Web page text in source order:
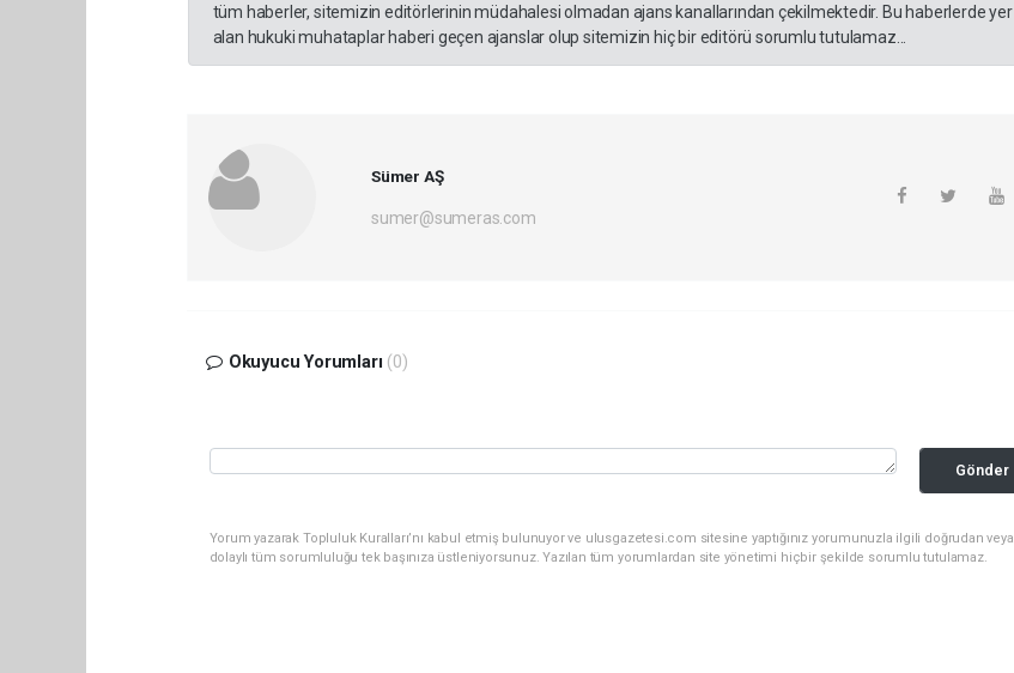
tüm haberler, sitemizin editörlerinin müdahalesi olmadan ajans kanallarından çekilmektedir. Bu haberlerde yer
alan hukuki muhataplar haberi geçen ajanslar olup sitemizin hiç bir editörü sorumlu tutulamaz...
Sümer AŞ
sumer@sumeras.com
Okuyucu Yorumları (0)
Gönder
Yorum yazarak Topluluk Kuralları’nı kabul etmiş bulunuyor ve ulusgazetesi.com sitesine yaptığınız yorumunuzla ilgili doğrudan veya
dolaylı tüm sorumluluğu tek başınıza üstleniyorsunuz. Yazılan tüm yorumlardan site yönetimi hiçbir şekilde sorumlu tutulamaz.